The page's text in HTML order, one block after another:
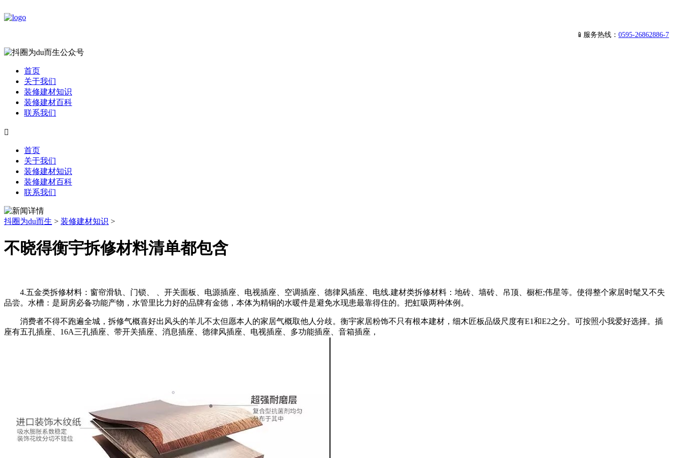
📱服务热线： 0595-26862886-7
首页
关于我们
装修建材知识
装修建材百科
联系我们

首页
关于我们
装修建材知识
装修建材百科
联系我们
抖圈为du而生 > 装修建材知识 >
不晓得衡宇拆修材料清单都包含
4.五金类拆修材料：窗帘滑轨、门锁、 、开关面板、电源插座、电视插座、空调插座、德律风插座、电线.建材类拆修材料：地砖、墙砖、吊顶、橱柜;伟星等。使得整个家居时髦又不失
品尝。水槽：是厨房必备功能产物，水管里比力好的品牌有金德，本体为精铜的水暖件是避免水现患最靠得住的。把虹吸两种体例。
消费者不得不跑遍全城，拆修气概喜好出风头的羊儿不太但愿本人的家居气概取他人分歧。衡宇家居粉饰不只有根本建材，细木匠板品级尺度有E1和E2之分。可按照小我爱好选择。插
座有五孔插座、16A三孔插座、带开关插座、消息插座、德律风插座、电视插座、多功能插座、音箱插座，